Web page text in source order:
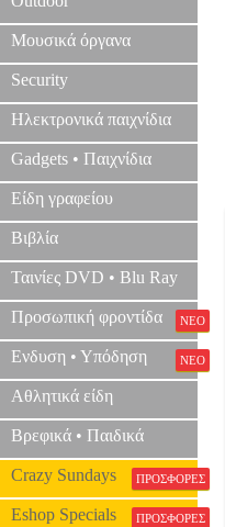
Μουσικά όργανα
Security
Ηλεκτρονικά παιχνίδια
Gadgets • Παιχνίδια
Είδη γραφείου
Βιβλία
Ταινίες DVD • Blu Ray
Προσωπική φροντίδα ΝΕΟ
Ενδυση • Υπόδηση ΝΕΟ
Αθλητικά είδη
Βρεφικά • Παιδικά
Crazy Sundays ΠΡΟΣΦΟΡΕΣ
Eshop Specials ΠΡΟΣΦΟΡΕΣ